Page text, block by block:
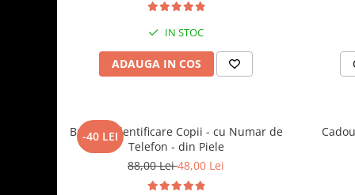
IN STOC
ADAUGA IN COS
-40 LEI
Bratara identificare Copii - cu Numar de
Telefon - din Piele
88,00 Lei48,00 Lei